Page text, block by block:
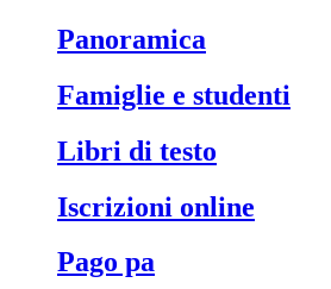
panoramica
famiglie e studenti
libri di testo
iscrizioni online
pago pa